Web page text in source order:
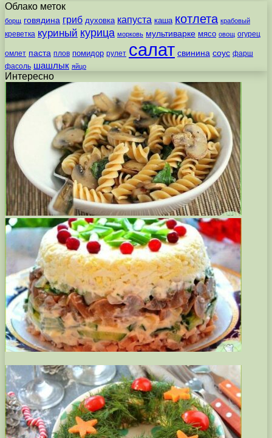
Облако меток
борщ говядина гриб духовка капуста каша котлета крабовый
креветка куриный курица морковь мультиварке мясо овощ огурец
омлет паста плов помидор рулет салат свинина соус фарш
фасоль шашлык яйцо
Интересно